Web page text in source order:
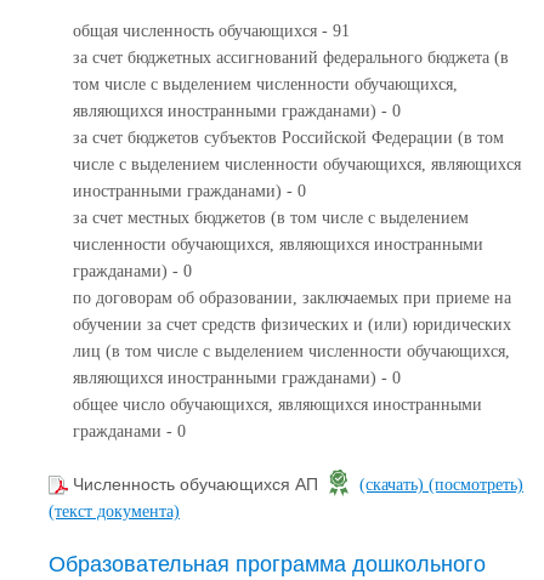
общая численность обучающихся - 91
за счет бюджетных ассигнований федерального бюджета (в
том числе с выделением численности обучающихся,
являющихся иностранными гражданами) - 0
за счет бюджетов субъектов Российской Федерации (в том
числе с выделением численности обучающихся, являющихся
иностранными гражданами) - 0
за счет местных бюджетов (в том числе с выделением
численности обучающихся, являющихся иностранными
гражданами) - 0
по договорам об образовании, заключаемых при приеме на
обучении за счет средств физических и (или) юридических
лиц (в том числе с выделением численности обучающихся,
являющихся иностранными гражданами) - 0
общее число обучающихся, являющихся иностранными
гражданами - 0
Численность обучающихся АП (скачать) (посмотреть)
(текст документа)
Образовательная программа дошкольного